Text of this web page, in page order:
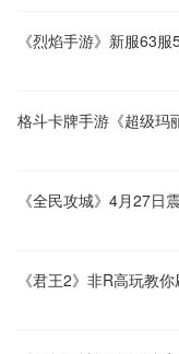
《君王2》非R高玩教